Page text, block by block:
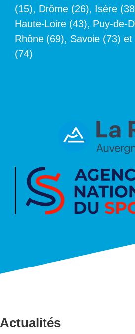
(15), Drôme (26), Isère
Haute-Loire (43), Puy-de-
Rhône (69), Savoie (73) et
(74)
Actualités